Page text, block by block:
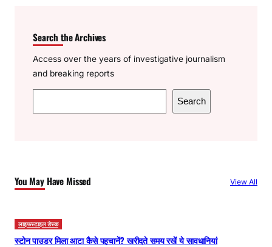
Search the Archives
Access over the years of investigative journalism
and breaking reports
e
h
Search
You May Have Missed View All
लाइफस्टाइल डेस्क
स्टोन पाउडर मिला आटा कैसे पहचानें? खरीदते समय रखें ये सावधानियां